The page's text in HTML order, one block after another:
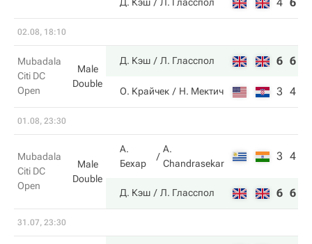
02.08, 18:10
Mubadala
Citi DC
Open
Male
Double
Д. Кэш Л. Гласспол 6 6
О. Крайчек Н. Мектич 3 4
01.08, 23:30
Mubadala
Citi DC
Open
Male
Double
А.
Бехар
A.
Chandrasekar
3 4
Д. Кэш Л. Гласспол 6 6
31.07, 23:30